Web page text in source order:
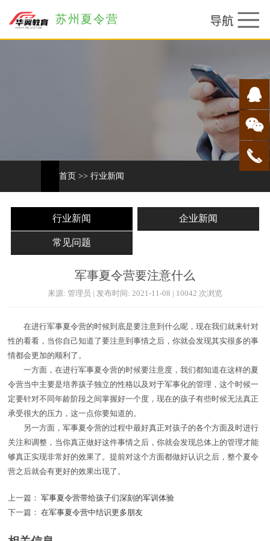
苏州夏令营
首页 >> 行业新闻
行业新闻 企业新闻
常见问题
军事夏令营要注意什么
来源: 管理员 | 发布时间: 2021-11-08 | 10042 次浏览
在进行军事夏令营的时候到底是要注意到什么呢，现在我们就来针对
性的看看，当你自己知道了要注意到事情之后，你就会发现其实很多的事
情都会更加的顺利了。
一方面，在进行军事夏令营的时候要注意度，我们都知道在这样的夏
令营当中主要是培养孩子独立的性格以及对于军事化的管理，这个时候一
定要针对不同年龄阶段之间掌握好一个度，现在的孩子有些时候无法真正
承受很大的压力，这一点你要知道的。
另一方面，军事夏令营的过程中最好真正对孩子的各个方面及时进行
关注和调整，当你真正做好这件事情之后，你就会发现总体上的管理才能
够真正实现非常好的效果了。提前对这个方面都做好认识之后，整个夏令
营之后就会有更好的效果出现了。
上一篇： 军事夏令营带给孩子们深刻的军训体验
下一篇： 在军事夏令营中结识更多朋友